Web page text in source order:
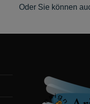
Oder Sie können